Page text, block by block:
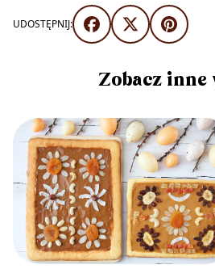
UDOSTĘPNIJ:
Zobacz inne